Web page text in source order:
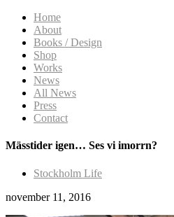
Home
About
Books / Design
Shop
Works
News
All News
Press
Contact
Mässtider igen… Ses vi imorrn?
Stockholm Life
november 11, 2016